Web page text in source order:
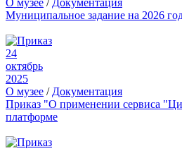
О музее / Документация
Муниципальное задание на 2026
24
октябрь
2025
О музее / Документация
Приказ "О применении сервиса
платформе